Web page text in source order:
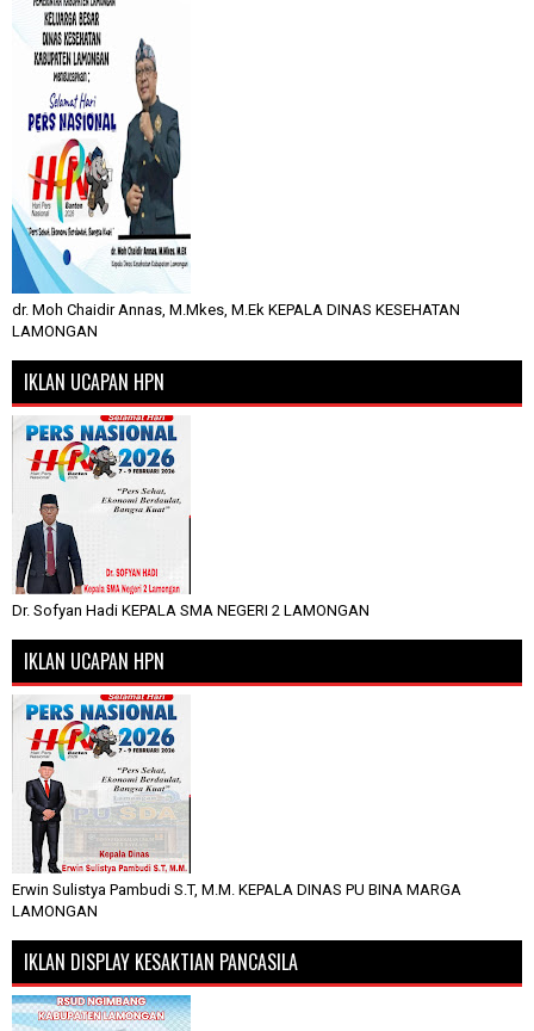
dr. Moh Chaidir Annas, M.Mkes, M.Ek KEPALA DINAS KESEHATAN
LAMONGAN
IKLAN UCAPAN HPN
Dr. Sofyan Hadi KEPALA SMA NEGERI 2 LAMONGAN
IKLAN UCAPAN HPN
Erwin Sulistya Pambudi S.T, M.M. KEPALA DINAS PU BINA MARGA
LAMONGAN
IKLAN DISPLAY KESAKTIAN PANCASILA